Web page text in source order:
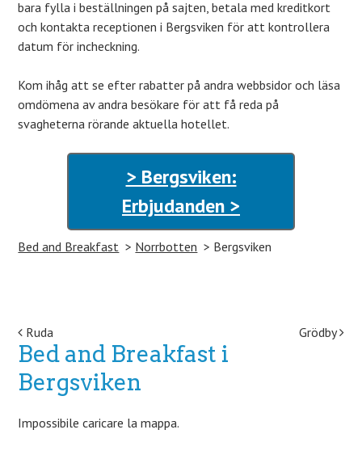
bara fylla i beställningen på sajten, betala med kreditkort
och kontakta receptionen i Bergsviken för att kontrollera
datum för incheckning.
Kom ihåg att se efter rabatter på andra webbsidor och läsa
omdömena av andra besökare för att få reda på
svagheterna rörande aktuella hotellet.
> Bergsviken:
Erbjudanden >
Bed and Breakfast Norrbotten Bergsviken
Post navigation
Ruda Grödby
Bed and Breakfast i
Bergsviken
Impossibile caricare la mappa.